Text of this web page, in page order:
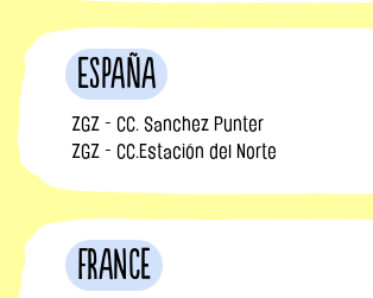
España
ZGZ - CC. Sanchez Punter
ZGZ - CC.Estación del Norte
France